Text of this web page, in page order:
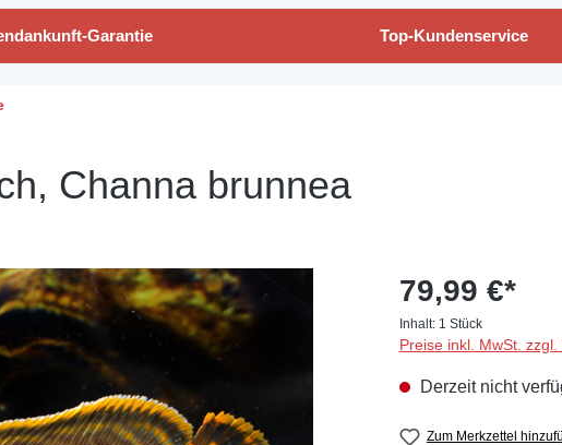
Garantie Top-Kundenservice
Channa brunnea
79,99 €*
Inhalt: 1 Stück
Preise inkl. MwSt.
Derzeit nicht
Zum Merkzettel